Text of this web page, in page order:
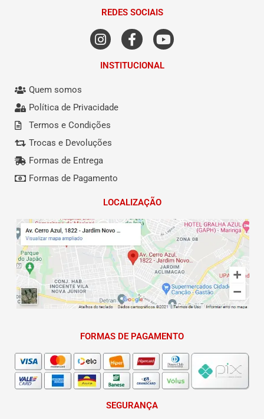
REDES SOCIAIS
INSTITUCIONAL
Quem somos
Política de Privacidade
Termos e Condições
Trocas e Devoluções
Formas de Entrega
Formas de Pagamento
LOCALIZAÇÃO
FORMAS DE PAGAMENTO
SEGURANÇA